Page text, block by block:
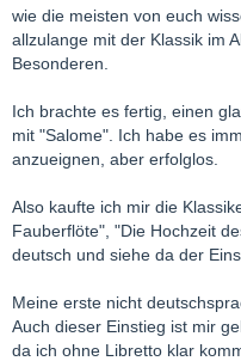
wie die meisten von euch
allzulange mit der Klassik im
Besonderen.
Ich brachte es fertig, einen
mit "Salome". Ich habe es
anzueignen, aber erfolglos.
Also kaufte ich mir die
Fauberflöte", "Die Hochzeit
deutsch und siehe da der
Meine erste nicht
Auch dieser Einstieg ist mir
da ich ohne Libretto klar